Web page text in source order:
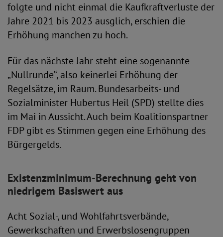
folgte und nicht einmal die Kaufkraftverluste der
Jahre 2021 bis 2023 ausglich, erschien die
Erhöhung manchen zu hoch.
Für das nächste Jahr steht eine sogenannte
„Nullrunde“, also keinerlei Erhöhung der
Regelsätze, im Raum. Bundesarbeits- und
Sozialminister Hubertus Heil (SPD) stellte dies
im Mai in Aussicht. Auch beim Koalitionspartner
FDP gibt es Stimmen gegen eine Erhöhung des
Bürgergelds.
Existenzminimum-Berechnung geht von
niedrigem Basiswert aus
Acht Sozial-, und Wohlfahrtsverbände,
Gewerkschaften und Erwerbslosengruppen